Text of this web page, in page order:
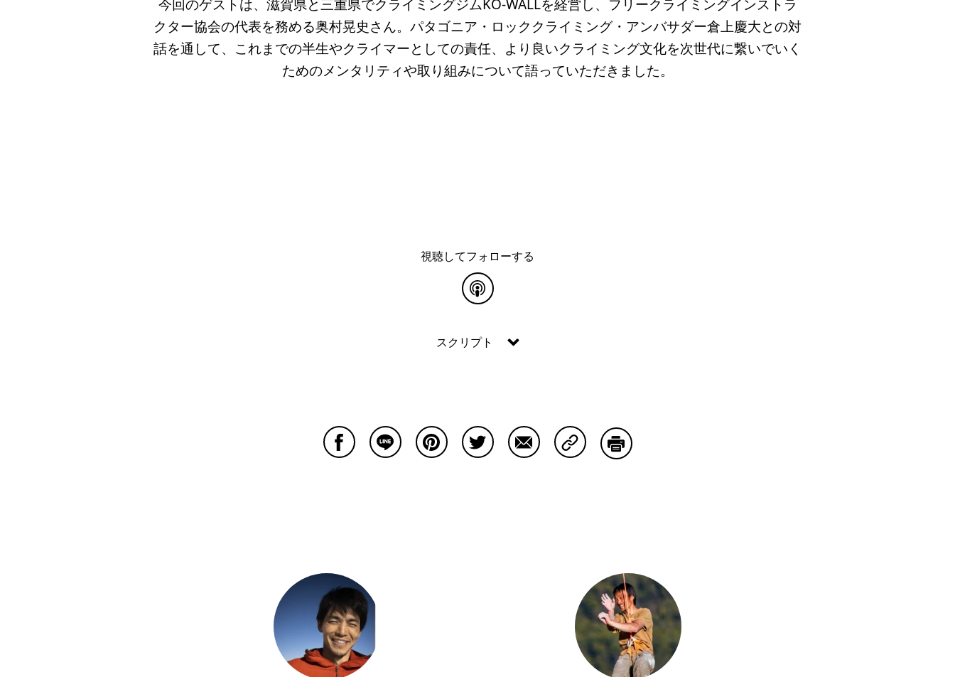
今回のゲストは、滋賀県と三重県でクライミングジムKO-WALLを経営し、フリークライミングインストラ
クター協会の代表を務める奥村晃史さん。パタゴニア・ロッククライミング・アンバサダー倉上慶大との対
話を通して、これまでの半生やクライマーとしての責任、より良いクライミング文化を次世代に繋いでいく
ためのメンタリティや取り組みについて語っていただきました。
視聴してフォローする
スクリプト